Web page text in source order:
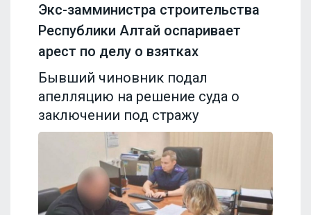
Экс-замминистра строительства
Республики Алтай оспаривает
арест по делу о взятках
Бывший чиновник подал
апелляцию на решение суда о
заключении под стражу